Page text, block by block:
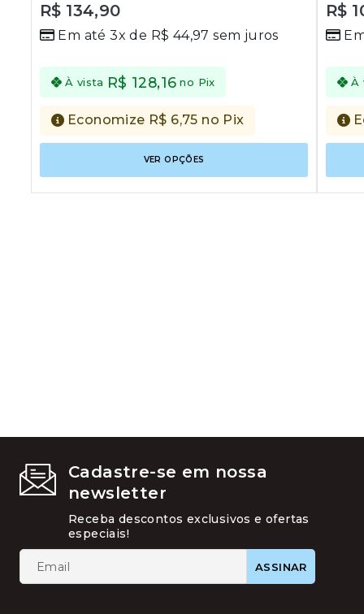
out
5
R$ 134,90
Em até 3x de R$ 44,97 sem juros
À vista R$ 128,16 no Pix
Economize R$ 6,75 no Pix
VER OPÇÕES
tem
várias
out
5
R$
À
Cadastre-se em nossa
newsletter
Receba descontos exclusivos e ofertas
especiais!